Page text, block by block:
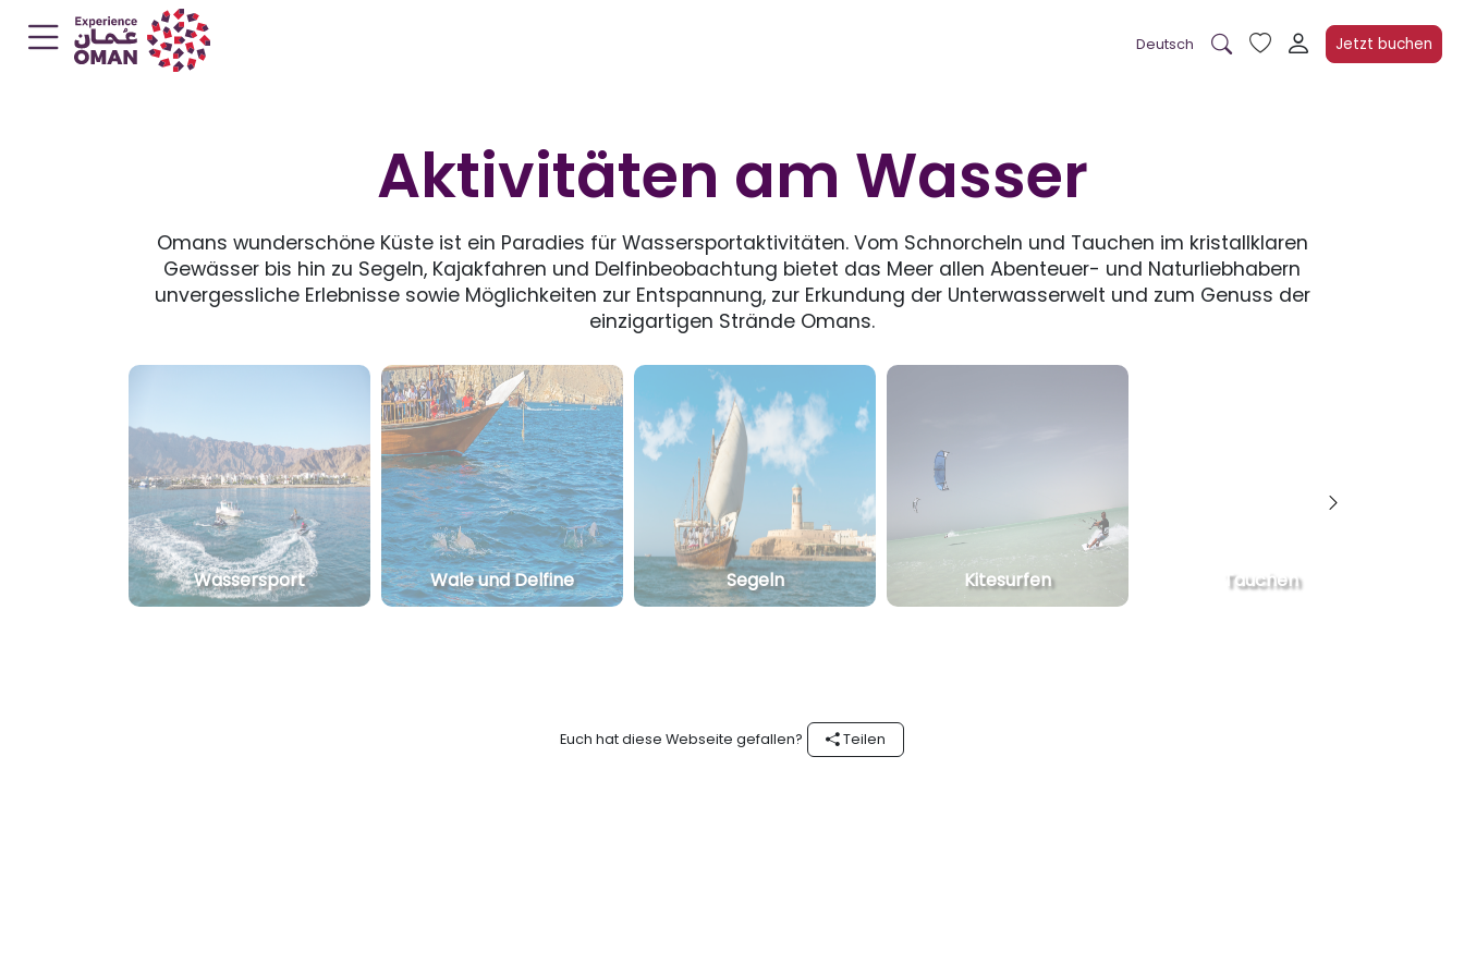
Deutsch Jetzt buchen
Aktivitäten am Wasser
Omans wunderschöne Küste ist ein Paradies für Wassersportaktivitäten. Vom Schnorcheln und Tauchen im kristallklaren
Gewässer bis hin zu Segeln, Kajakfahren und Delfinbeobachtung bietet das Meer allen Abenteuer- und Naturliebhabern
unvergessliche Erlebnisse sowie Möglichkeiten zur Entspannung, zur Erkundung der Unterwasserwelt und zum Genuss der
einzigartigen Strände Omans.
Wassersport Wale und Delfine Segeln Kitesurfen Tauchen
Euch hat diese Webseite gefallen? Teilen